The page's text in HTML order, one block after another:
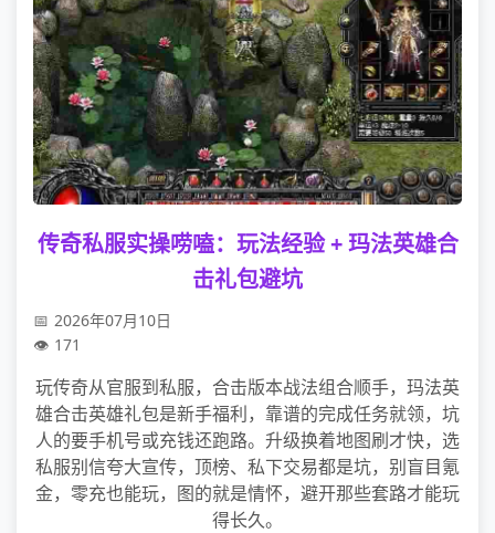
传奇私服实操唠嗑：玩法经验 + 玛法英雄合
击礼包避坑
2026年07月10日
171
玩传奇从官服到私服，合击版本战法组合顺手，玛法英
雄合击英雄礼包是新手福利，靠谱的完成任务就领，坑
人的要手机号或充钱还跑路。升级换着地图刷才快，选
私服别信夸大宣传，顶榜、私下交易都是坑，别盲目氪
金，零充也能玩，图的就是情怀，避开那些套路才能玩
得长久。